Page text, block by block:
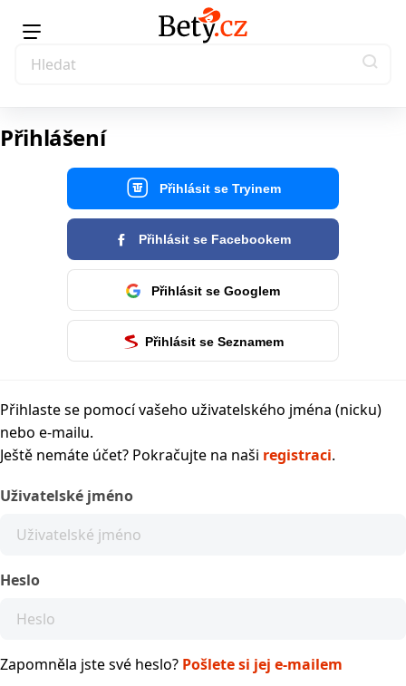
Přihlášení
Přihlásit se Tryinem
Přihlásit se Facebookem
Přihlásit se Googlem
Přihlásit se Seznamem
Přihlaste se pomocí vašeho uživatelského jména (nicku)
nebo e-mailu.
Ještě nemáte účet? Pokračujte na naši registraci.
Uživatelské jméno
Heslo
Zapomněla jste své heslo? Pošlete si jej e-mailem